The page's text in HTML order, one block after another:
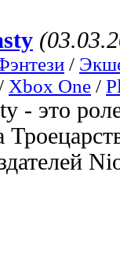
/
Xbox One /
- это